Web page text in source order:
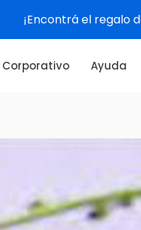
¡Encontrá el regalo
Corporativo Ayuda